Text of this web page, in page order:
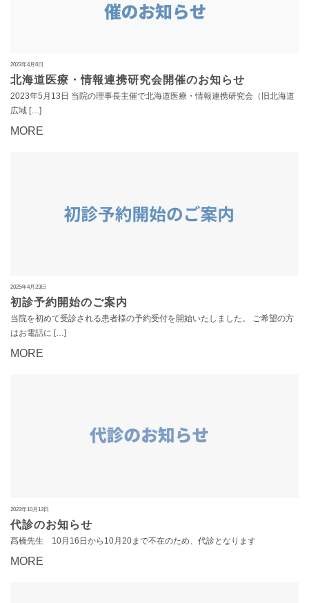
2023年4月6日
北海道医療・情報連携研究会開催のお知らせ
2023年5月13日 当院の理事長主催で北海道医療・情報連携研究会（旧北海道
広域 […]
MORE
2025年4月23日
初診予約開始のご案内
当院を初めて受診される患者様の予約受付を開始いたしました。 ご希望の方
はお電話に […]
MORE
2023年10月13日
代診のお知らせ
髙橋先生 10月16日から10月20まで不在のため、代診となります
MORE